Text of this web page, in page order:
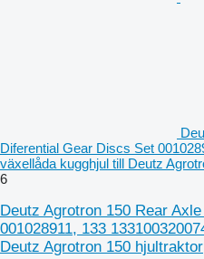
Diferential Gear Discs Set
växellåda kugghjul till Deutz
6
Deutz Agrotron 150 Rear
001028911, 133
Deutz Agrotron 150 hjultraktor